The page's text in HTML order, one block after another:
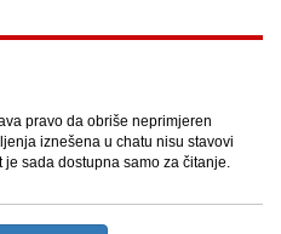
pravo da obriše neprimjeren
iznešena u chatu nisu stavovi
sada dostupna samo za čitanje.